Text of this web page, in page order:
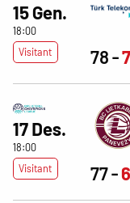
15 Gen.
18:00
Visitant
78
17 Des.
18:00
Visitant
77